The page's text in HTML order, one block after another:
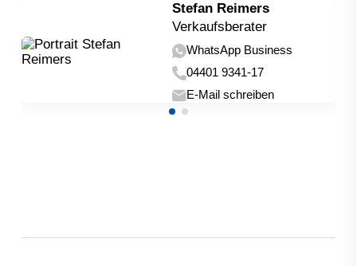
Stefan Reimers
Verkaufsberater
WhatsApp Business
04401 9341-17
E-Mail schreiben